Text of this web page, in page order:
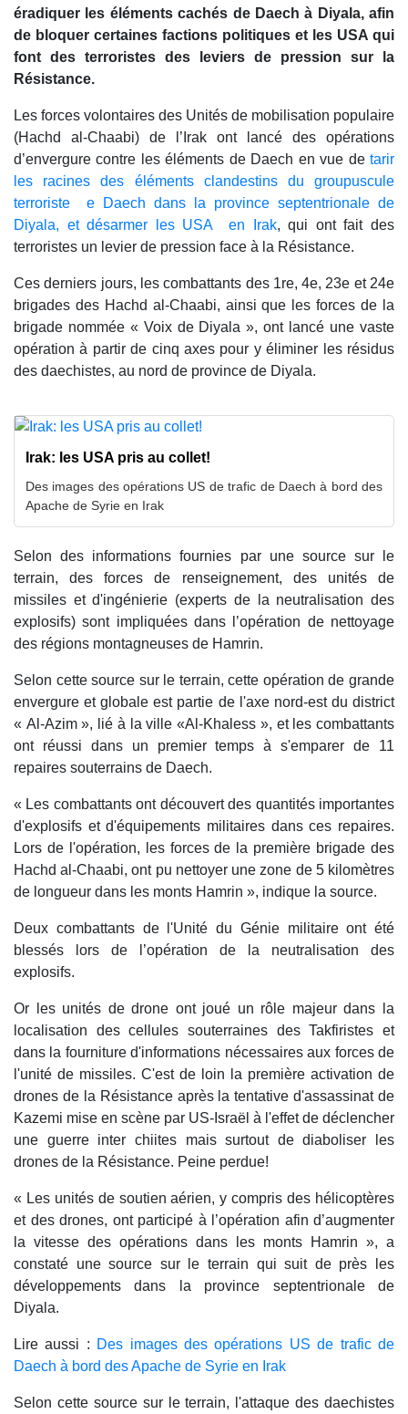
éradiquer les éléments cachés de Daech à Diyala, afin
de bloquer certaines factions politiques et les USA qui
font des terroristes des leviers de pression sur la
Résistance.
Les forces volontaires des Unités de mobilisation populaire
(Hachd al-Chaabi) de l’Irak ont lancé des opérations
d’envergure contre les éléments de Daech en vue de tarir
les racines des éléments clandestins du groupuscule
terroriste e Daech dans la province septentrionale de
Diyala, et désarmer les USA en Irak, qui ont fait des
terroristes un levier de pression face à la Résistance.
Ces derniers jours, les combattants des 1re, 4e, 23e et 24e
brigades des Hachd al-Chaabi, ainsi que les forces de la
brigade nommée « Voix de Diyala », ont lancé une vaste
opération à partir de cinq axes pour y éliminer les résidus
des daechistes, au nord de province de Diyala.
Irak: les USA pris au collet!
Des images des opérations US de trafic de Daech à bord des
Apache de Syrie en Irak
Selon des informations fournies par une source sur le
terrain, des forces de renseignement, des unités de
missiles et d'ingénierie (experts de la neutralisation des
explosifs) sont impliquées dans l’opération de nettoyage
des régions montagneuses de Hamrin.
Selon cette source sur le terrain, cette opération de grande
envergure et globale est partie de l'axe nord-est du district
« Al-Azim », lié à la ville «Al-Khaless », et les combattants
ont réussi dans un premier temps à s'emparer de 11
repaires souterrains de Daech.
« Les combattants ont découvert des quantités importantes
d'explosifs et d'équipements militaires dans ces repaires.
Lors de l'opération, les forces de la première brigade des
Hachd al-Chaabi, ont pu nettoyer une zone de 5 kilomètres
de longueur dans les monts Hamrin », indique la source.
Deux combattants de l'Unité du Génie militaire ont été
blessés lors de l’opération de la neutralisation des
explosifs.
Or les unités de drone ont joué un rôle majeur dans la
localisation des cellules souterraines des Takfiristes et
dans la fourniture d'informations nécessaires aux forces de
l'unité de missiles. C'est de loin la première activation de
drones de la Résistance après la tentative d'assassinat de
Kazemi mise en scène par US-Israël à l'effet de déclencher
une guerre inter chiites mais surtout de diaboliser les
drones de la Résistance. Peine perdue!
« Les unités de soutien aérien, y compris des hélicoptères
et des drones, ont participé à l’opération afin d’augmenter
la vitesse des opérations dans les monts Hamrin », a
constaté une source sur le terrain qui suit de près les
développements dans la province septentrionale de
Diyala.
Lire aussi : Des images des opérations US de trafic de
Daech à bord des Apache de Syrie en Irak
Selon cette source sur le terrain, l'attaque des daechistes